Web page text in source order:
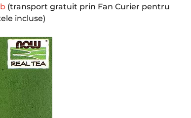
(transport gratuit prin Fan Curier pentru
incluse)